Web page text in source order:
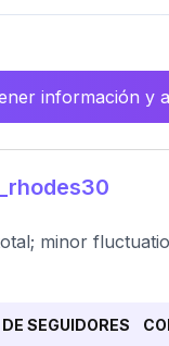
información y
minor
SEGUIDORES